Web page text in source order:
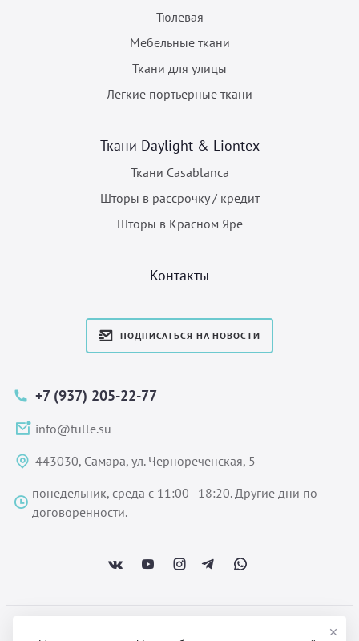
Тюлевая
Мебельные ткани
Ткани для улицы
Легкие портьерные ткани
Ткани Daylight & Liontex
Ткани Casablanca
Шторы в рассрочку / кредит
Шторы в Красном Яре
Контакты
ПОДПИСАТЬСЯ НА НОВОСТИ
+7 (937) 205-22-77
info@tulle.su
443030, Самара, ул. Чернореченская, 5
понедельник, среда с 11:00–18:20. Другие дни по
договоренности.